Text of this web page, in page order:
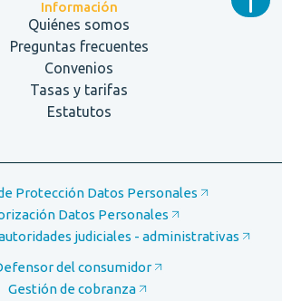
Información
Quiénes somos
Preguntas frecuentes
Convenios
Tasas y tarifas
Estatutos
Protección Datos Personales
Datos Personales
judiciales - administrativas
del consumidor
Gestión de cobranza